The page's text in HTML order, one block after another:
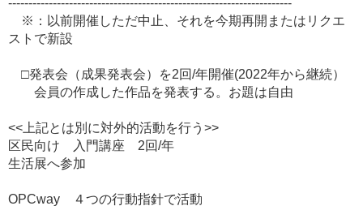
----------------------------------------------------------------------
※：以前開催しただ中止、それを今期再開またはリクエ
ストで新設
□発表会（成果発表会）を2回/年開催(2022年から継続）
会員の作成した作品を発表する。お題は自由
<<上記とは別に対外的活動を行う>>
区民向け 入門講座 2回/年
生活展へ参加
OPCway ４つの行動指針で活動